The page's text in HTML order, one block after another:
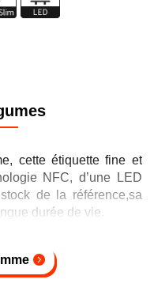
cette étiquette fine et
NFC, d’une LED
de la référence,sa
durée de vie.